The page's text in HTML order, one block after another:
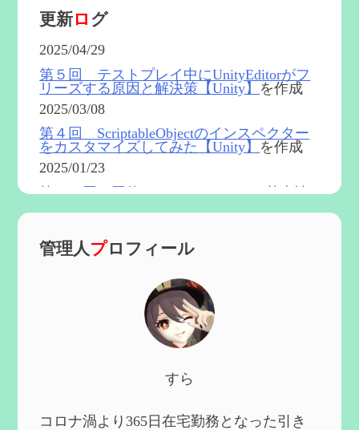
更新ロ グ
2025/04/29
第５回 テストプレイ中にUnityEditorがフ
リーズする原因と解決策【Unity】 を作成
2025/03/08
第４回 ScriptableObjectのインスペクター
をカスタマイズしてみた【Unity】 を作成
2025/01/23
第５４回 召使(アルレッキーノ)の基本性
第６０回 炎神マーヴィカの性能、探索に
第５９回 アチーブメント「対決者・２」
を作成
第５８回 集敵以外のすべてを持ってしま
ったサポーターシロネンの解説【2凸ま
2024/09/02
管理人プロフィール
すら
コロナ渦より365日在宅勤務となった引き